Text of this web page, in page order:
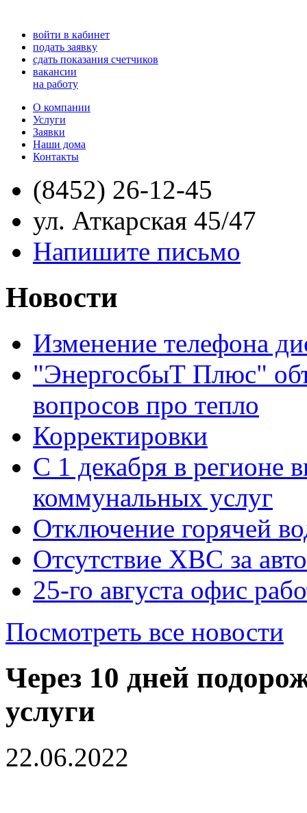
войти в кабинет
подать заявку
сдать показания счетчиков
вакансии
на работу
О компании
Услуги
Заявки
Наши дома
Контакты
(8452) 26-12-45
ул. Аткарская 45/47
Напишите письмо
Новости
Изменение телефона
"ЭнергосбыТ Плюс"
вопросов про тепло
Корректировки
С 1 декабря в регионе
коммунальных услуг
Отключение горячей
Отсутствие ХВС за
25-го августа офис
Посмотреть все новости
Через 10 дней
услуги
22.06.2022